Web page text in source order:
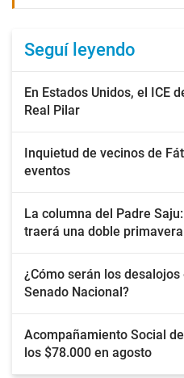
Seguí leyendo
En Estados Unidos, el ICE
Real Pilar
Inquietud de vecinos de
eventos
La columna del Padre
traerá una doble primavera
¿Cómo serán los
Senado Nacional?
Acompañamiento Social
los $78.000 en agosto